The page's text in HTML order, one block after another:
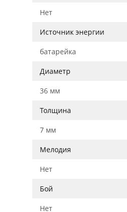
Нет
Источник энергии
батарейка
Диаметр
36 мм
Толщина
7 мм
Мелодия
Нет
Бой
Нет